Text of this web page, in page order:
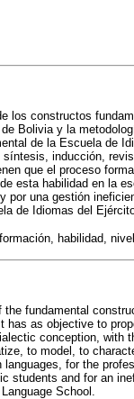
los constructos
Bolivia y la
de la Escuela de
inducción,
que el proceso
esta habilidad en la
una gestión
de Idiomas del
habilidad, nivel
fundamental
as objective to
conception,
to model, to
for the
students and for an
School.